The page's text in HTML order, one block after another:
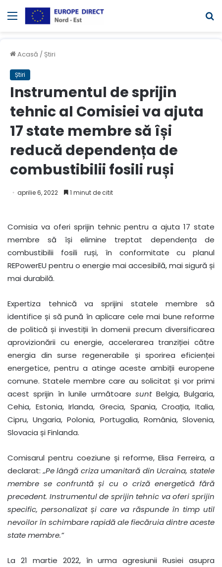
Meniul
Acasă / Știri
Știri
Instrumentul de sprijin
tehnic al Comisiei va ajuta
17 state membre să își
reducă dependența de
combustibilii fosili ruși
aprilie 6, 2022 1 minut de citit
Comisia va oferi sprijin tehnic pentru a ajuta 17 state
membre să își elimine treptat dependența de
combustibilii fosili ruși, în conformitate cu planul
REPowerEU pentru o energie mai accesibilă, mai sigură și
mai durabilă.
Expertiza tehnică va sprijini statele membre să
identifice și să pună în aplicare cele mai bune reforme
de politică și investiții în domenii precum diversificarea
aprovizionării cu energie, accelerarea tranziției către
energia din surse regenerabile și sporirea eficienței
energetice, pentru a atinge aceste ambiții europene
comune. Statele membre care au solicitat și vor primi
acest sprijin în lunile următoaresunt Belgia, Bulgaria,
Cehia, Estonia, Irlanda, Grecia, Spania, Croația, Italia,
Cipru, Ungaria, Polonia, Portugalia, România, Slovenia,
Slovacia și Finlanda.
Comisarul pentru coeziune și reforme, Elisa Ferreira, a
declarat:„Pe lângă criza umanitară din Ucraina, statele
membre se confruntă și cu o criză energetică fără
precedent. Instrumentul de sprijin tehnic va oferi sprijin
specific, personalizat și care va răspunde în timp util
nevoilor în schimbare rapidă ale fiecăruia dintre aceste
state membre.”
La 21 martie 2022, în urma agresiunii Rusiei asupra